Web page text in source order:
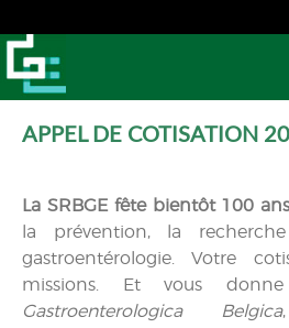
APPEL DE COTISATION
La SRBGE fête bientôt 100
la prévention, la
gastroentérologie. Votre
missions. Et vous
Gastroenterologica Belgica